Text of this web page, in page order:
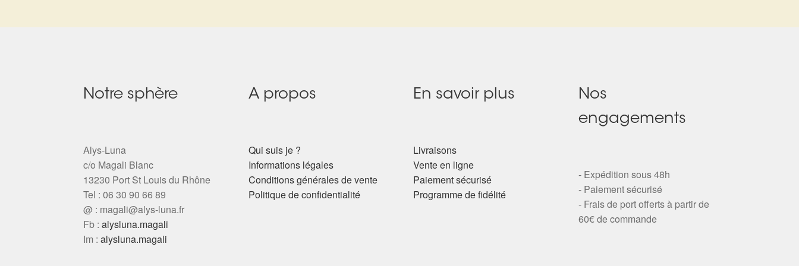
Notre sphère
Alys-Luna
c/o Magali Blanc
13230 Port St Louis du Rhône
Tel : 06 30 90 66 89
@ : magali@alys-luna.fr
Fb :alysluna.magali
Im :alysluna.magali
A propos
Qui suis je ?
Informations légales
Conditions générales de vente
Politique de confidentialité
En savoir plus
Livraisons
Vente en ligne
Paiement sécurisé
Programme de fidélité
Nos
engagements
- Expédition sous 48h
- Paiement sécurisé
- Frais de port offerts à partir de
60€ de commande